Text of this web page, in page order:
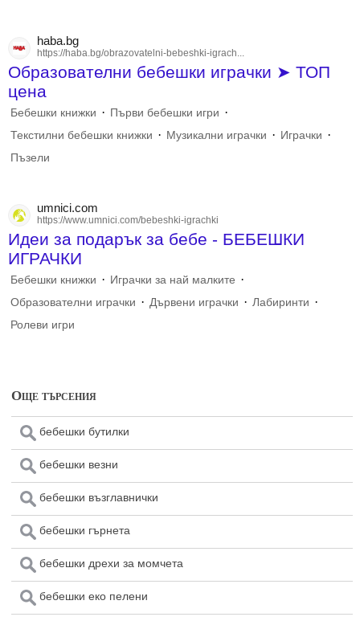
haba.bg
https://haba.bg/obrazovatelni-bebeshki-igrach...
Образователни бебешки играчки ➤ ТОП
цена
Бебешки книжки · Първи бебешки игри ·
Текстилни бебешки книжки · Музикални играчки · Играчки ·
Пъзели
umnici.com
https://www.umnici.com/bebeshki-igrachki
Идеи за подарък за бебе - БЕБЕШКИ
ИГРАЧКИ
Бебешки книжки · Играчки за най малките ·
Образователни играчки · Дървени играчки · Лабиринти ·
Ролеви игри
Още търсения
бебешки бутилки
бебешки везни
бебешки възглавнички
бебешки гърнета
бебешки дрехи за момчета
бебешки еко пелени